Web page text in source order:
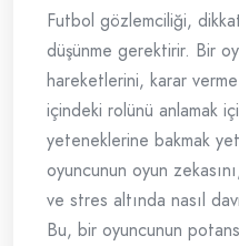
Futbol gözlemciliği,
düşünme gerektirir. Bir
hareketlerini, karar
içindeki rolünü anlamak
yeteneklerine bakmak
oyuncunun oyun
ve stres altında nasıl
Bu, bir oyuncunun